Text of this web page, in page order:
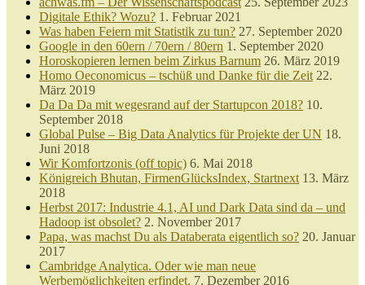
Digitale Ethik? Wozu? 1. Februar 2021
Was haben Feiern mit Statistik zu tun? 27. September 2020
Google in den 60ern / 70ern / 80ern 1. September 2020
Horoskopieren lernen beim Zirkus Barnum 26. März 2019
Homo Oeconomicus – tschüß und Danke für die Zeit 22.
März 2019
Da Da Da mit wegesrand auf der Startupcon 2018? 10.
September 2018
Global Pulse – Big Data Analytics für Projekte der UN 18.
Juni 2018
Wir Komfortzonis (off topic) 6. Mai 2018
Königreich Bhutan, FirmenGlücksIndex, Startnext 13. März
2018
Herbst 2017: Industrie 4.1, AI und Dark Data sind da – und
Hadoop ist obsolet? 2. November 2017
Papa, was machst Du als Databerata eigentlich so? 20. Januar
2017
Cambridge Analytica. Oder wie man neue
Werbemöglichkeiten erfindet. 7. Dezember 2016